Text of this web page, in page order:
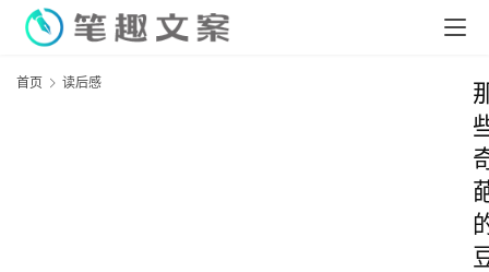
首页 读后感